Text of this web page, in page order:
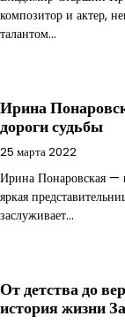
композитор и актер,
талантом…
Ирина
дороги судьбы
25 марта 2022
Ирина Понаровская —
яркая
заслуживает…
От детства до
история жизни